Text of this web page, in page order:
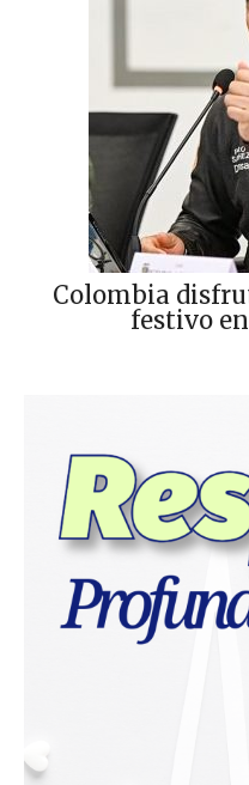
Colombia
festivo